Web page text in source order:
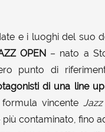
e i luoghi del suo
OPEN– nato a
punto di
di una line
vincente
contaminato, fino